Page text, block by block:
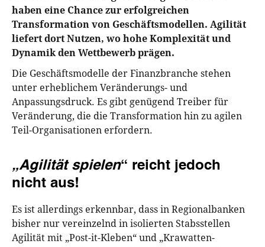
haben eine Chance zur erfolgreichen
Transformation von Geschäftsmodellen. Agilität
liefert dort Nutzen, wo hohe Komplexität und
Dynamik den Wettbewerb prägen.
Die Geschäftsmodelle der Finanzbranche stehen
unter erheblichem Veränderungs- und
Anpassungsdruck. Es gibt genügend Treiber für
Veränderung, die die Transformation hin zu agilen
Teil-Organisationen erfordern.
„Agilität spielen“ reicht jedoch
nicht aus!
Es ist allerdings erkennbar, dass in Regionalbanken
bisher nur vereinzelnd in isolierten Stabsstellen
Agilität mit „Post-it-Kleben“ und „Krawatten-